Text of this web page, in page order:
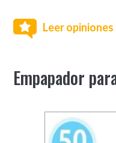
Leer
Empapador